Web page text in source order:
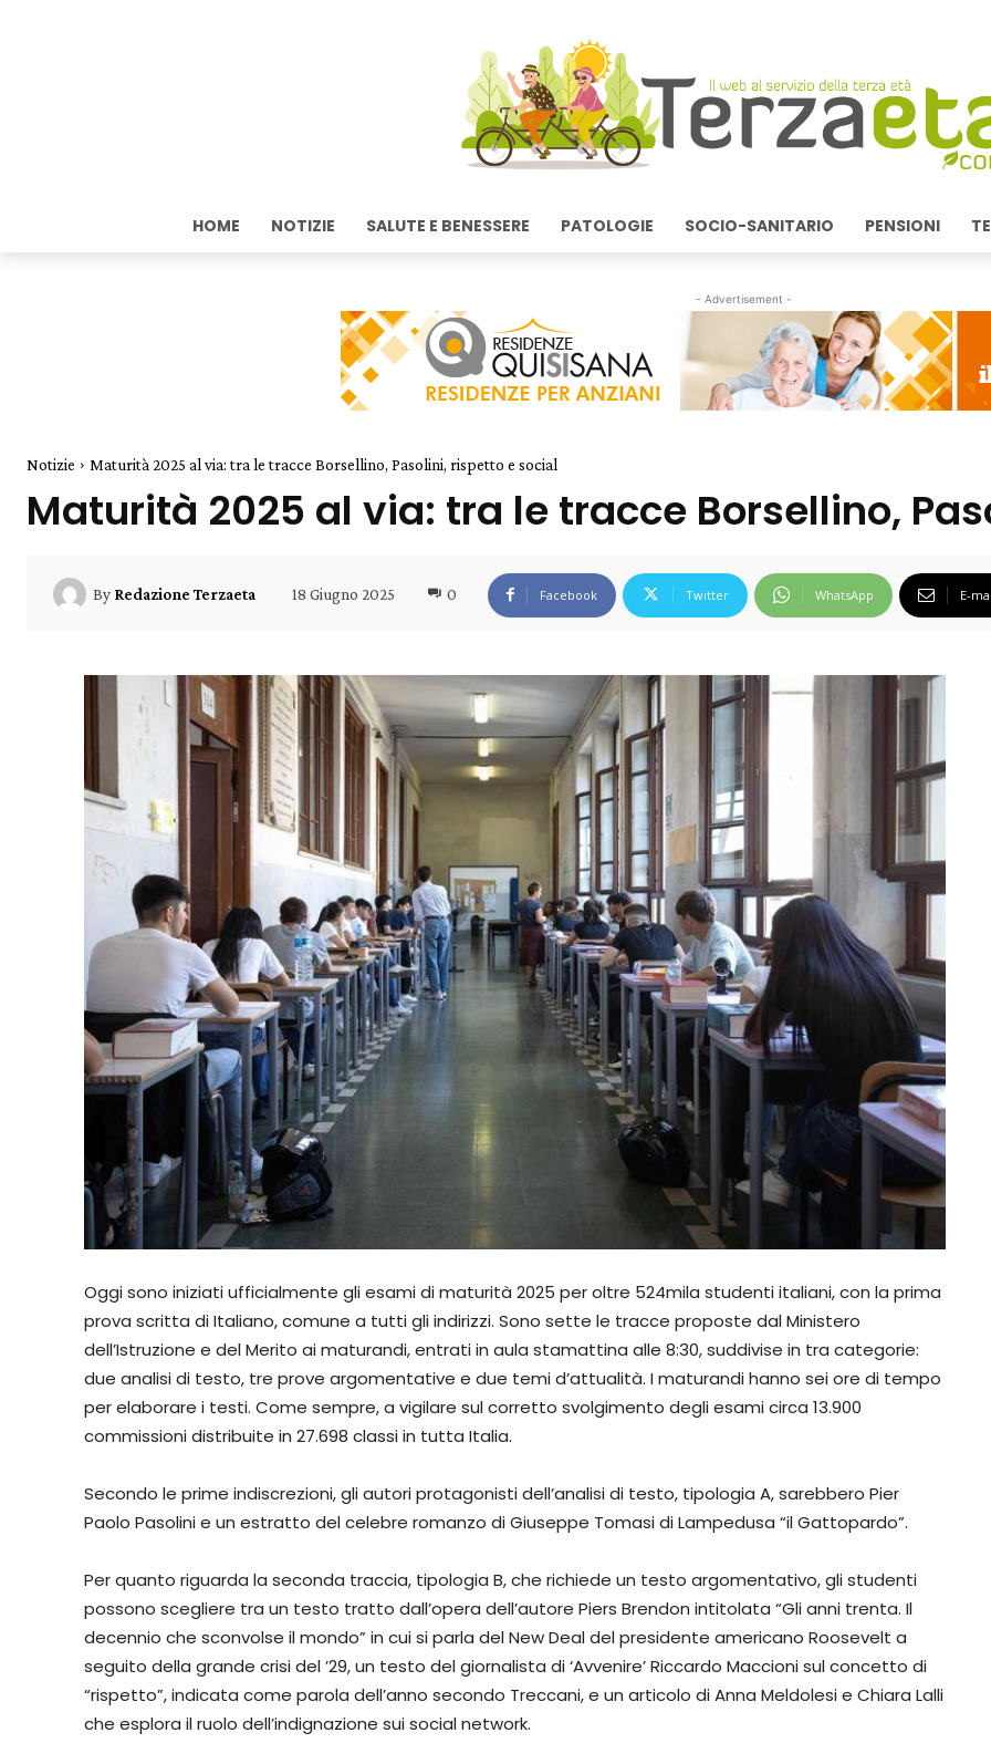
HOME NOTIZIE SALUTE E BENESSERE PATOLOGIE SOCIO-SANITARIO PENSIONI
- Advertisement -
Notizie Maturità 2025 al via: tra le tracce Borsellino, Pasolini, rispetto e social
Maturità 2025 al via: tra le tracce Borsellino,
By Redazione Terzaeta 18 Giugno 2025 0 Facebook Twitter WhatsApp E-
Oggi sono iniziati ufficialmente gli esami di maturità 2025 per oltre 524mila studenti italiani, con la prima
prova scritta di Italiano, comune a tutti gli indirizzi. Sono sette le tracce proposte dal Ministero
dell’Istruzione e del Merito ai maturandi, entrati in aula stamattina alle 8:30, suddivise in tra categorie:
due analisi di testo, tre prove argomentative e due temi d’attualità. I maturandi hanno sei ore di tempo
per elaborare i testi. Come sempre, a vigilare sul corretto svolgimento degli esami circa 13.900
commissioni distribuite in 27.698 classi in tutta Italia.
Secondo le prime indiscrezioni, gli autori protagonisti dell’analisi di testo, tipologia A, sarebbero Pier
Paolo Pasolini e un estratto del celebre romanzo di Giuseppe Tomasi di Lampedusa “il Gattopardo”.
Per quanto riguarda la seconda traccia, tipologia B, che richiede un testo argomentativo, gli studenti
possono scegliere tra un testo tratto dall’opera dell’autore Piers Brendon intitolata “Gli anni trenta. Il
decennio che sconvolse il mondo” in cui si parla del New Deal del presidente americano Roosevelt a
seguito della grande crisi del ’29, un testo del giornalista di ‘Avvenire’ Riccardo Maccioni sul concetto di
“rispetto”, indicata come parola dell’anno secondo Treccani, e un articolo di Anna Meldolesi e Chiara Lalli
che esplora il ruolo dell’indignazione sui social network.